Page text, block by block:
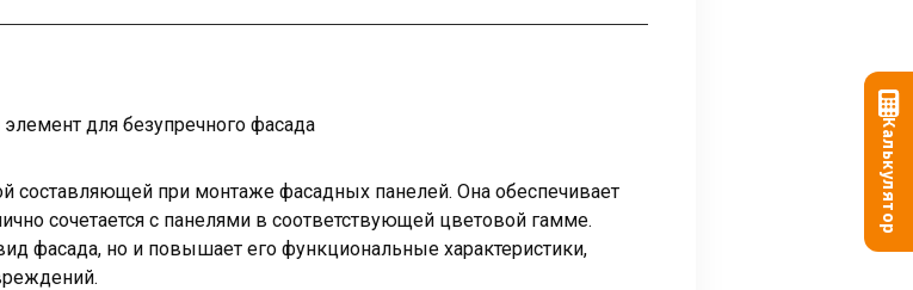
для безупречного фасада
составляющей при монтаже фасадных панелей. Она обеспечивает
сочетается с панелями в соответствующей цветовой гамме.
фасада, но и повышает его функциональные характеристики,
Калькулятор